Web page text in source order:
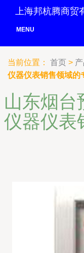
上海邦杭腾商贸
MENU
当前位置： 首页 >
仪器仪表销售领域的
山东烟台
仪器仪表